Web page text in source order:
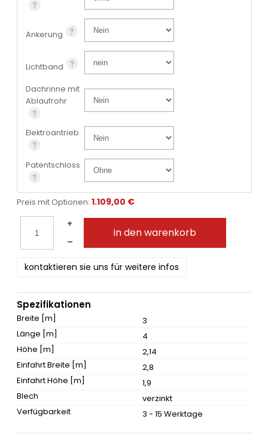
Ankerung
Lichtband
Dachrinne mit
Ablaufrohr
Elektroantrieb
Patentschloss
Preis mit Optionen: 1.109,00 €
+
–
in den warenkorb
kontaktieren sie uns für weitere infos
Spezifikationen
Breite [m]
3
Länge [m]
4
Höhe [m]
2,14
Einfahrt Breite [m]
2,8
Einfahrt Höhe [m]
1,9
Blech
verzinkt
Verfügbarkeit
3 - 15 Werktage